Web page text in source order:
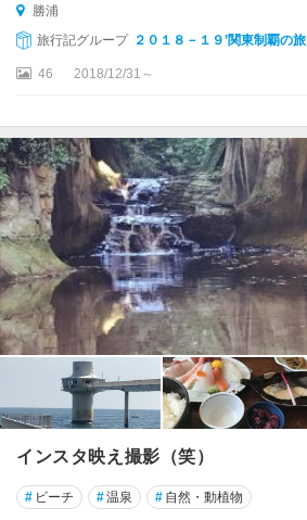
勝浦
旅行記グループ ２０１８－１９’関東制覇の旅
46 2018/12/31～
インスタ映え撮影（笑）
# ビーチ #温泉 # 自然・動植物